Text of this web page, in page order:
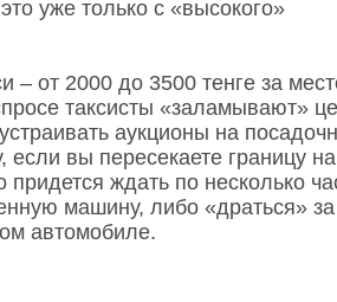
уже только с «высокого»
– от 2000 до 3500 тенге за
таксисты «заламывают»
аукционы на
если вы пересекаете границу на
придется ждать по несколько
машину, либо «драться» за
автомобиле.